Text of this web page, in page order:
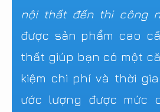
nội thất đến thi công
được sản phẩm cao
thất giúp bạn có một
kiệm chi phí và thời
ước lượng được mức